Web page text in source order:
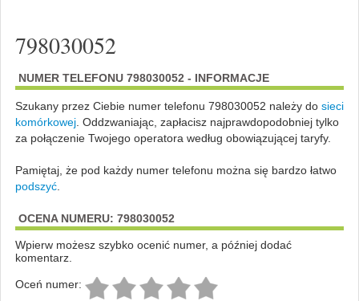
798030052
NUMER TELEFONU 798030052 - INFORMACJE
Szukany przez Ciebie numer telefonu 798030052 należy do sieci
komórkowej. Oddzwaniając, zapłacisz najprawdopodobniej tylko
za połączenie Twojego operatora według obowiązującej taryfy.
Pamiętaj, że pod każdy numer telefonu można się bardzo łatwo
podszyć.
OCENA NUMERU: 798030052
Wpierw możesz szybko ocenić numer, a później dodać
komentarz.
Oceń numer: